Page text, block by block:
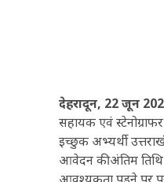
देहरादून, 22 जून
सहायक एवं
इच्छुक अभ्यर्थी
आवेदन की अंतिम तिथि